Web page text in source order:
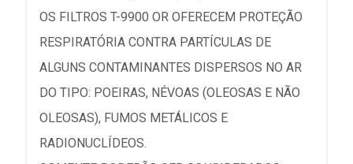
OS FILTROS T-9900 OR OFERECEM PROTEÇÃO
RESPIRATÓRIA CONTRA PARTÍCULAS DE
ALGUNS CONTAMINANTES DISPERSOS NO AR
DO TIPO: POEIRAS, NÉVOAS (OLEOSAS E NÃO
OLEOSAS), FUMOS METÁLICOS E
RADIONUCLÍDEOS.